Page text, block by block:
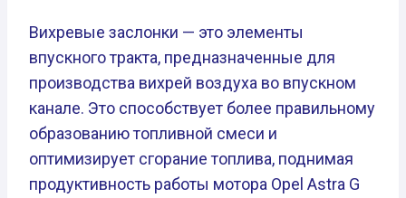
Вихревые заслонки — это элементы
впускного тракта, предназначенные для
производства вихрей воздуха во впускном
канале. Это способствует более правильному
образованию топливной смеси и
оптимизирует сгорание топлива, поднимая
продуктивность работы мотора Opel Astra G